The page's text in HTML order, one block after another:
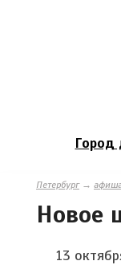
Город
Петербург→
Новое
13